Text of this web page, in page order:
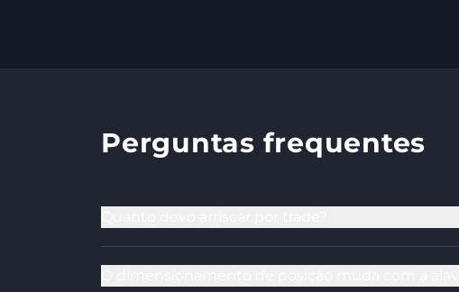
Perguntas frequentes